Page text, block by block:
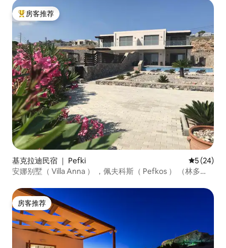
热门「房客推荐」
房客推荐
基克拉迪民宿 ｜ Pefki 平均评分
5 (24)
安娜别墅（ Villa Anna ） ，佩夫科斯（ Pefkos ） （林多
房客推荐
房客推荐